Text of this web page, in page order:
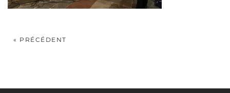
« PRÉCÉDENT